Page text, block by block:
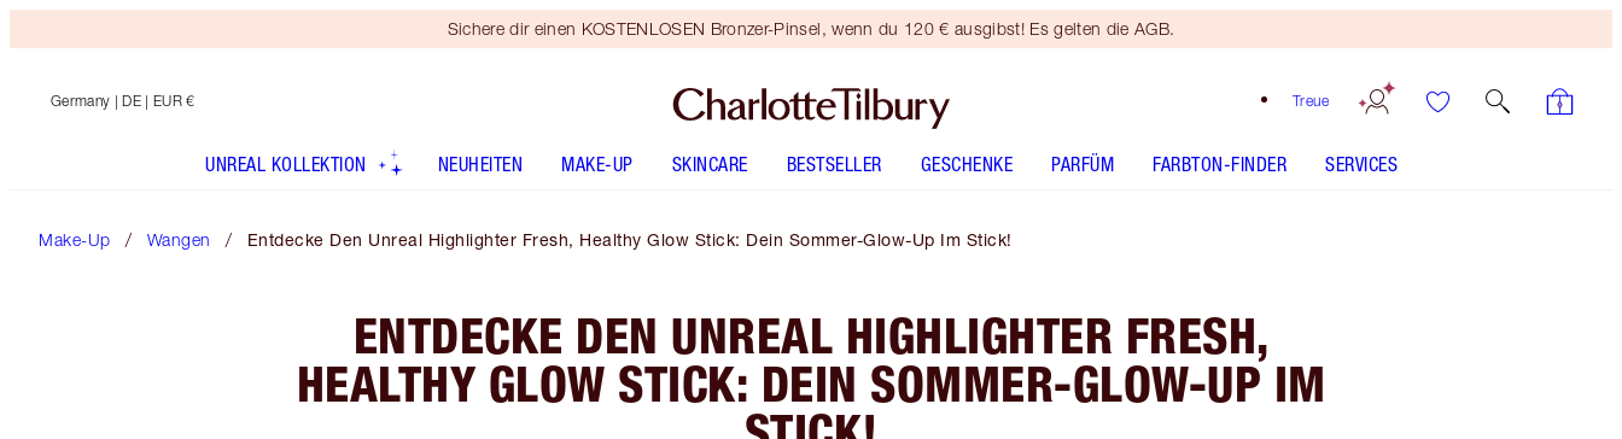
Sichere dir einen KOSTENLOSEN Bronzer-Pinsel, wenn du 120 € ausgibst! Es gelten die AGB.
Treue
Germany | DE | EUR €
UNREAL KOLLEKTION NEUHEITEN MAKE-UP SKINCARE BESTSELLER GESCHENKE PARFÜM FARBTON-FINDER SERVICES
Make-Up Wangen Entdecke Den Unreal Highlighter Fresh, Healthy Glow Stick: Dein Sommer-Glow-Up Im Stick!
ENTDECKE DEN UNREAL HIGHLIGHTER FRESH,
HEALTHY GLOW STICK: DEIN SOMMER-GLOW-UP IM